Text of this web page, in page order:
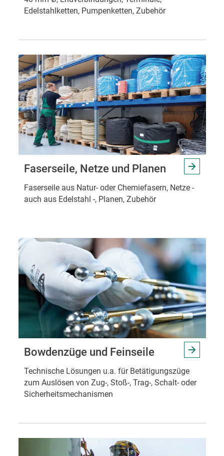
Edelstahlketten, Pumpenketten, Zubehör
Faserseile, Netze und Planen
Faserseile aus Natur- oder Chemiefasern, Netze -
auch aus Edelstahl -, Planen, Zubehör
Bowdenzüge und Feinseile
Technische Lösungen u.a. für Betätigungszüge
zum Auslösen von Zug-, Stoß-, Trag-, Schalt- oder
Sicherheitsmechanismen